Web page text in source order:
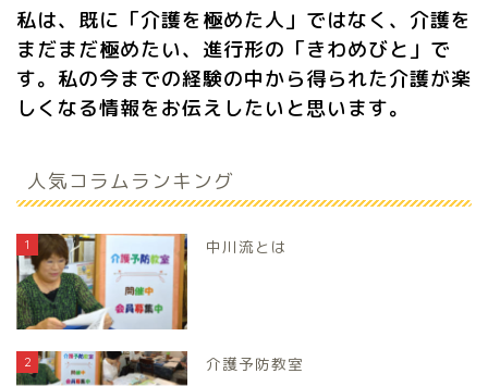
私は、既に「介護を極めた人」ではなく、介護を
まだまだ極めたい、進行形の「きわめびと」で
す。私の今までの経験の中から得られた介護が楽
しくなる情報をお伝えしたいと思います。
人気コラムランキング
1 中川流とは
2 介護予防教室